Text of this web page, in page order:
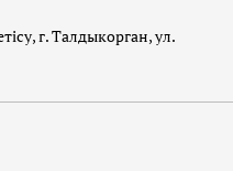
г. Талдыкорган, ул.